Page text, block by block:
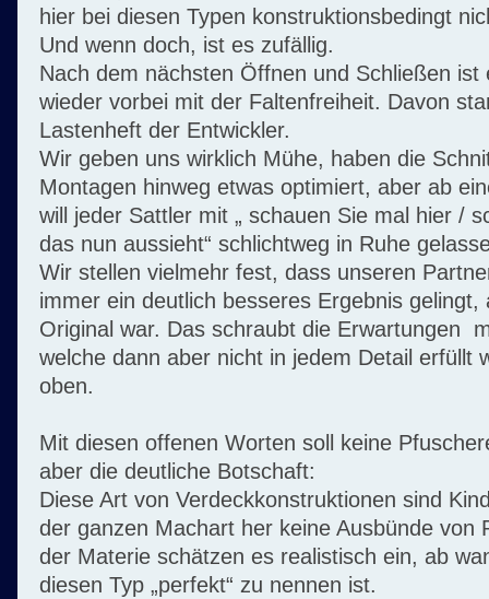
hier bei diesen Typen konstruktionsbedingt
Und wenn doch, ist es zufällig.
Nach dem nächsten Öffnen und Schließen ist
wieder vorbei mit der Faltenfreiheit. Davon
Lastenheft der Entwickler.
Wir geben uns wirklich Mühe, haben die
Montagen hinweg etwas optimiert, aber ab
will jeder Sattler mit „ schauen Sie mal hier /
das nun aussieht“ schlichtweg in Ruhe
Wir stellen vielmehr fest, dass unseren
immer ein deutlich besseres Ergebnis gelingt,
Original war. Das schraubt die Erwartungen
welche dann aber nicht in jedem Detail erfüllt
oben.
Mit diesen offenen Worten soll keine
aber die deutliche Botschaft:
Diese Art von Verdeckkonstruktionen sind
der ganzen Machart her keine Ausbünde von
der Materie schätzen es realistisch ein, ab
diesen Typ „perfekt“ zu nennen ist.